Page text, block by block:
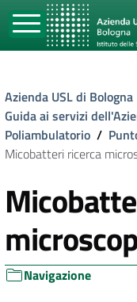
Azienda USL di Bologna
Guida ai servizi
Poliambulatorio /
Micobatteri ricerca
Navigazione